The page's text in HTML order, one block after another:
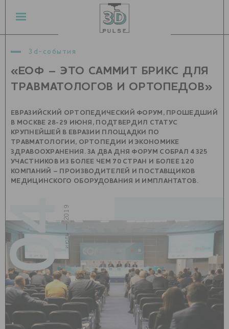
3d-события
«ЕОФ – ЭТО САММИТ БРИКС ДЛЯ
ТРАВМАТОЛОГОВ И ОРТОПЕДОВ»
ЕВРАЗИЙСКИЙ ОРТОПЕДИЧЕСКИЙ ФОРУМ, ПРОШЕДШИЙ
В МОСКВЕ 28-29 ИЮНЯ, ПОДТВЕРДИЛ СТАТУС
КРУПНЕЙШЕЙ В ЕВРАЗИИ ПЛОЩАДКИ ПО
ТРАВМАТОЛОГИИ, ОРТОПЕДИИ И ЭКОНОМИКЕ
ЗДРАВООХРАНЕНИЯ. ЗА ДВА ДНЯ ФОРУМ СОБРАЛ 4325
УЧАСТНИКОВ ИЗ БОЛЕЕ ЧЕМ 70 СТРАН И БОЛЕЕ 120
КОМПАНИЙ – ПРОИЗВОДИТЕЛЕЙ И ПОСТАВЩИКОВ
МЕДИЦИНСКОГО ОБОРУДОВАНИЯ И ИМПЛАНТАТОВ.
04
июль — 2019